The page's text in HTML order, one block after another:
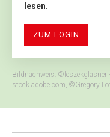
lesen.
ZUM LOGIN
Bildnachweis: ©leszekglasner
stock.adobe.com, ©Gregory